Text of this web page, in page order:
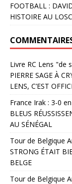
FOOTBALL :
HISTOIRE AU LOSC
Livre RC Lens "de
PIERRE SAGE À
LENS, C’EST
France Irak : 3-0
BLEUS
AU SÉNÉGAL
Tour de Belgique
STRONG ÉTAIT
BELGE
Tour de Belgique